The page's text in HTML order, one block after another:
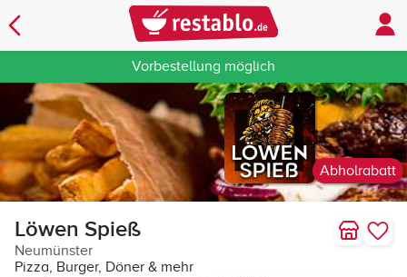
Vorbestellung möglich
Abholrabatt
Löwen Spieß
Neumünster
Pizza, Burger, Döner & mehr